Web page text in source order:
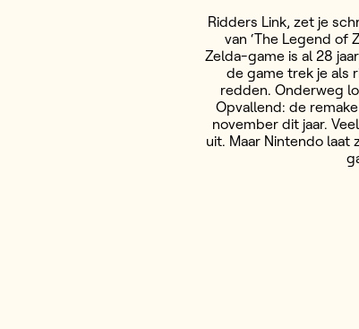
Ridders Link, zet je
van ‘The Legend of
Zelda-game is al 28
de game trek je als
redden. Onderweg
Opvallend: de
november dit jaar.
uit. Maar Nintendo laat